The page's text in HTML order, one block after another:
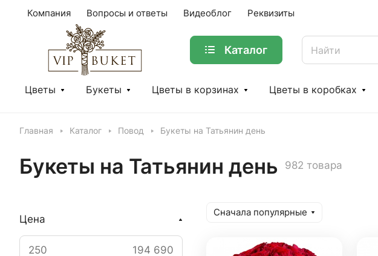
Компания Вопросы и ответы Видеоблог Реквизиты
Каталог
Цветы Букеты Цветы в корзинах Цветы в коробках
Главная Каталог Повод Букеты на Татьянин день
Букеты на Татьянин день 982 товара
Сначала популярные
Цена